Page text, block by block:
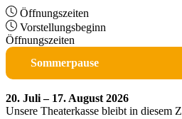
Öffnungszeiten
Vorstellungsbeginn
Öffnungszeiten
Sommerpause
20. Juli – 17. August 2026
Unsere Theaterkasse bleibt in diesem